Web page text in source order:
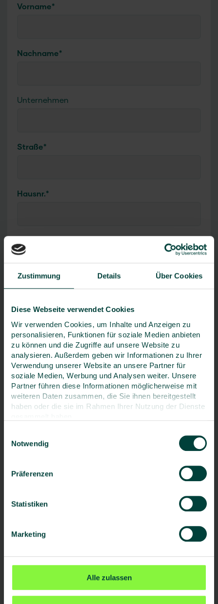
Zustimmung Details Über Cookies
Diese Webseite verwendet Cookies
Wir verwenden Cookies, um Inhalte und Anzeigen zu
personalisieren, Funktionen für soziale Medien anbieten
zu können und die Zugriffe auf unsere Website zu
analysieren. Außerdem geben wir Informationen zu Ihrer
Verwendung unserer Website an unsere Partner für
soziale Medien, Werbung und Analysen weiter. Unsere
Partner führen diese Informationen möglicherweise mit
weiteren Daten zusammen, die Sie ihnen bereitgestellt
haben oder die sie im Rahmen Ihrer Nutzung der Dienste
Notwendig
Präferenzen
Statistiken
Marketing
Alle zulassen
Vorname*
Nachname*
Unternehmen
Straße*
Hausnr.*
Ort*
Land*
Deutschland
Telefon
E-Mail*